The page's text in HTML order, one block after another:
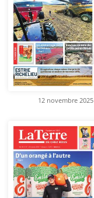
12 novembre 2025